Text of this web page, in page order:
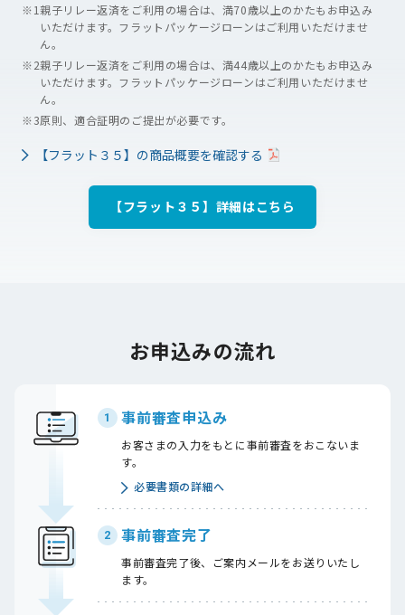
※1親子リレー返済をご利用の場合は、満70歳以上のかたもお申込み
いただけます。フラットパッケージローンはご利用いただけませ
ん。
※2親子リレー返済をご利用の場合は、満44歳以上のかたもお申込み
いただけます。フラットパッケージローンはご利用いただけませ
ん。
※3原則、適合証明のご提出が必要です。
【フラット３５】の商品概要を確認する
【フラット３５】詳細はこちら
お申込みの流れ
1 事前審査申込み
お客さまの入力をもとに事前審査をおこないま
す。
必要書類の詳細へ
2 事前審査完了
事前審査完了後、ご案内メールをお送りいたし
ます。